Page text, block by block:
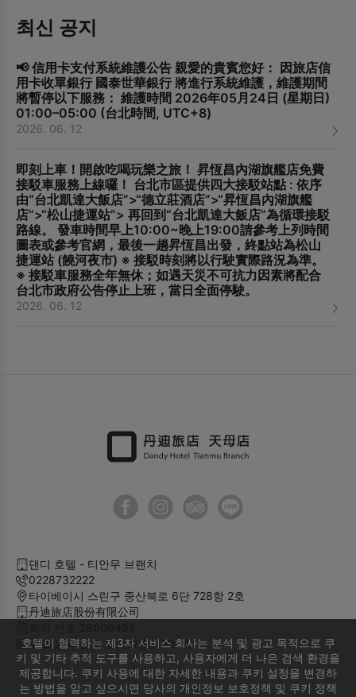
최신 공지
📢 信用卡支付系統維護公告 親愛的貴賓您好： 因旅店信
用卡收單銀行 國泰世華銀行 將進行系統維護，維護期間
將暫停以下服務： 維護時間 2026年05月24日 (星期日)
01:00–05:00 (台北時間, UTC+8)
2026. 06. 12
即刻上車！開啟吃喝玩樂之旅！ 昇恆昌內湖旗艦店免費
接駁車服務上線囉！ 台北市區提供四大接駁站點 : 依序
由“台北凱達大飯店”>“德立莊酒店”>“昇恆昌內湖旗艦
店”>“松山捷運站”> 再回到“台北凱達大飯店”為循環接駁
路線。 發車時間早上10:00~晚上19:00請參考上列時間
圖表或參考官網，最後一趟昇恆昌出發，終點站為松山
捷運站 (饒河夜市) ※ 接駁時刻將以行駛實際路況為準。
※ 接駁車服務全年無休；如遇天災不可抗力因素將配合
台北市政府公告停止上班，當日全面停駛。
2026. 06. 12
호텔이 협력하는 제3자 서비스 회사는 분석 및 광고 목적으로 쿠
키 및 기타 추적 도구를 사용하고, 사용자에게 더 나은 검색 환경을
제공합니다. 쿠키 사용에 대한 자세한 내용과 쿠키 설정을 변경하
는 방법을 알고 싶으시면 당사의 개인정보 보호정책 및 쿠키 정책
댄디 호텔 - 티안무 브랜치
0228732222
타이베이시 스린구 중산북로 6단 728항 2호
丹迪旅店股份有限公司
호텔 등록 번호 臺北市旅館301號